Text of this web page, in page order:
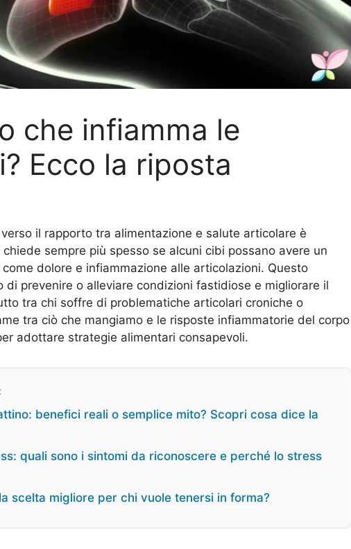
che infiamma le
Ecco la riposta
il rapporto tra alimentazione e salute articolare è
sempre più spesso se alcuni cibi possano avere un
dolore e infiammazione alle articolazioni. Questo
di prevenire o alleviare condizioni fastidiose e migliorare il
tra chi soffre di problematiche articolari croniche o
tra ciò che mangiamo e le risposte infiammatorie del corpo
adottare strategie alimentari consapevoli.
benefici reali o semplice mito? Scopri cosa dice la
quali sono i sintomi da riconoscere e perché lo stress
scelta migliore per chi vuole tenersi in forma?